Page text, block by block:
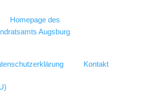
Kontakt